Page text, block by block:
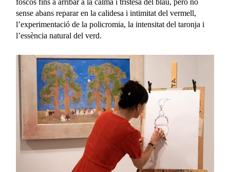
foscos fins a arribar a la calma i tristesa del blau, però no
sense abans reparar en la calidesa i intimitat del vermell,
l’experimentació de la policromia, la intensitat del taronja i
l’essència natural del verd.